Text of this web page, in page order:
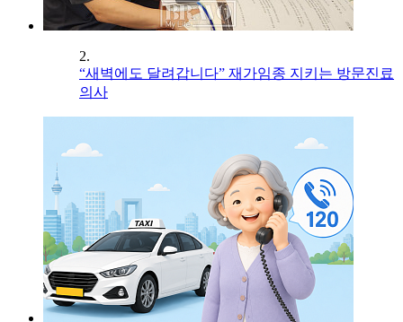
2.
“새벽에도 달려갑니다” 재가임종 지키는 방문진료
의사